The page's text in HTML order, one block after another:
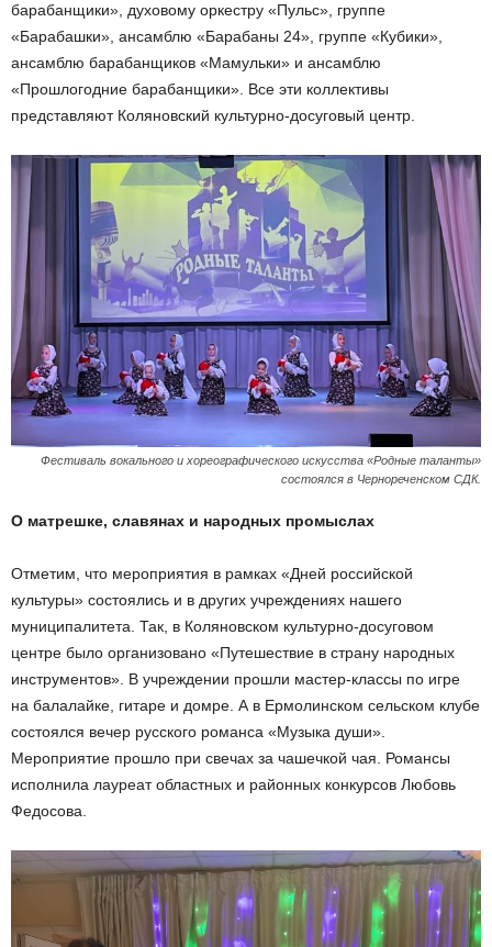
барабанщики», духовому оркестру «Пульс», группе
«Барабашки», ансамблю «Барабаны 24», группе «Кубики»,
ансамблю барабанщиков «Мамульки» и ансамблю
«Прошлогодние барабанщики». Все эти коллективы
представляют Коляновский культурно-досуговый центр.
Фестиваль вокального и хореографического искусства «Родные таланты»
состоялся в Чернореченском СДК.
О матрешке, славянах и народных промыслах
Отметим, что мероприятия в рамках «Дней российской
культуры» состоялись и в других учреждениях нашего
муниципалитета. Так, в Коляновском культурно-досуговом
центре было организовано «Путешествие в страну народных
инструментов». В учреждении прошли мастер-классы по игре
на балалайке, гитаре и домре. А в Ермолинском сельском клубе
состоялся вечер русского романса «Музыка души».
Мероприятие прошло при свечах за чашечкой чая. Романсы
исполнила лауреат областных и районных конкурсов Любовь
Федосова.